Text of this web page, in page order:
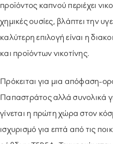
προϊόντος καπνού περιέχει
χημικές ουσίες, βλάπτει την
καλύτερη επιλογή είναι η
και προϊόντων νικοτίνης.
Πρόκειται για μια απόφαση-
Παπαστράτος αλλά συνολικά
γίνεται η πρώτη χώρα στον
ισχυρισμό για επτά από τις